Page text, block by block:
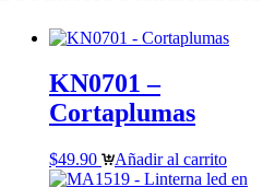
KN0701 –
Cortaplumas
$49.90 Añadir al carrito